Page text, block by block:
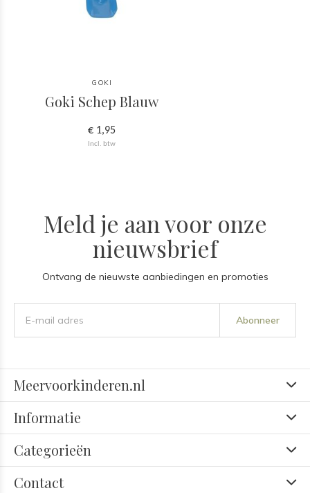
GOKI
Goki Schep Blauw
€ 1,95
Incl. btw
Meld je aan voor onze
nieuwsbrief
Ontvang de nieuwste aanbiedingen en promoties
Abonneer
Meervoorkinderen.nl
Informatie
Categorieën
Contact